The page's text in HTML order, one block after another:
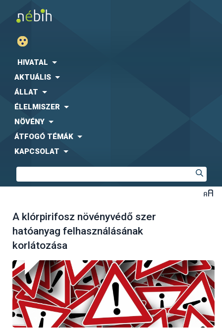
HIVATAL
AKTUÁLIS
ÁLLAT
ÉLELMISZER
NÖVÉNY
ÁTFOGÓ TÉMÁK
KAPCSOLAT
A klórpirifosz növényvédő szer
hatóanyag felhasználásának
korlátozása